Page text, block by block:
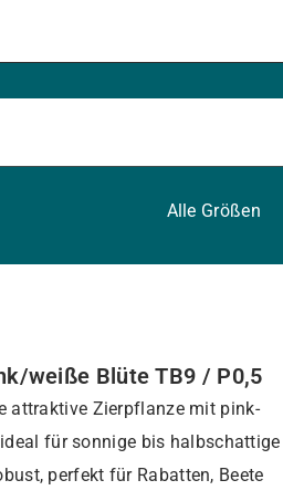
Alle Größen
weiße Blüte TB9 / P0,5
attraktive Zierpflanze mit pink-
für sonnige bis halbschattige
perfekt für Rabatten, Beete